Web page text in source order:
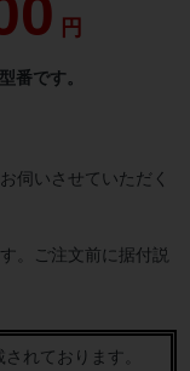
円
番です。
伺いさせていただく
。ご注文前に据付説
されております。